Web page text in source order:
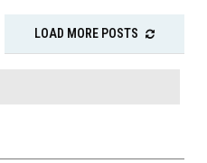
LOAD MORE POSTS